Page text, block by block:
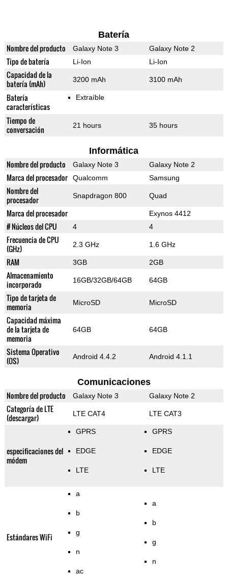
Batería
Nombre del producto Galaxy Note 3 Galaxy Note 2
Tipo de batería Li-Ion Li-Ion
Capacidad de la
batería (mAh)
3200 mAh 3100 mAh
Batería
características
Extraíble
Tiempo de
conversación
21 hours 35 hours
Informática
Nombre del producto Galaxy Note 3 Galaxy Note 2
Marca del procesador Qualcomm Samsung
Nombre del
procesador
Snapdragon 800 Quad
Marca del procesador Exynos 4412
# Núcleos del CPU 4 4
Frecuencia de CPU
(GHz)
2.3 GHz 1.6 GHz
RAM 3GB 2GB
Almacenamiento
incorporado
16GB/32GB/64GB 64GB
Tipo de tarjeta de
memoria
MicroSD MicroSD
Capacidad máxima
de la tarjeta de
memoria
64GB 64GB
Sistema Operativo
(OS)
Android 4.4.2 Android 4.1.1
Comunicaciones
Nombre del producto Galaxy Note 3 Galaxy Note 2
Categoría de LTE
(descargar)
LTE CAT4 LTE CAT3
especificaciones del
módem
GPRS
EDGE
LTE
GPRS
EDGE
LTE
Estándares WiFi
a
b
g
n
ac
a
b
g
n